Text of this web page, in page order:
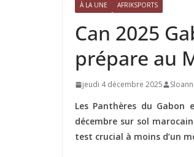
À LA UNE AFRIKSPORTS
Can 2025
prépare au
jeudi 4 décembre 2025
Les Panthères du
décembre sur sol
test crucial à moins d’un